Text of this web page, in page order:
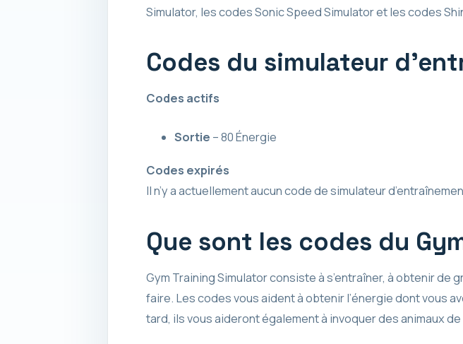
Simulator, les codes Sonic Speed ​​Simulator et les codes
Codes du simulateur
Codes actifs
Sortie – 80 Énergie
Codes expirés
Il n’y a actuellement aucun code de simulateur
Que sont les codes du
Gym Training Simulator consiste à s’entraîner, à obtenir
faire. Les codes vous aident à obtenir l’énergie dont vous
tard, ils vous aideront également à invoquer des animaux